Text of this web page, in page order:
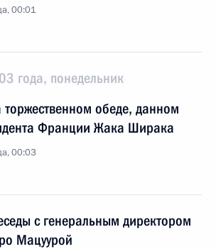
00:01
года, понедельник
торжественном обеде, данном
Франции Жака Ширака
00:03
с генеральным директором
Мацуурой